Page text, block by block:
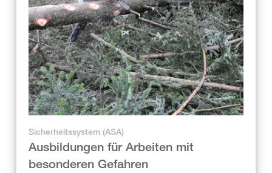
Sicherheitssystem (ASA)
Ausbildungen für Arbeiten mit
besonderen Gefahren